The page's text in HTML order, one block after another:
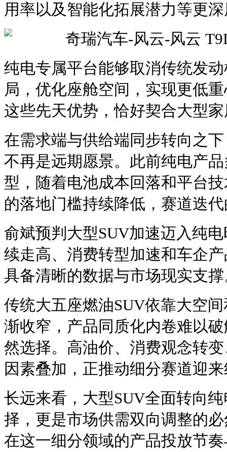
用率以及智能化拓展潜力等更
纯电专属平台能够取消传统发
局，优化座舱空间，实现更低
这些先天优势，恰好契合大型
在需求端与供给端同步转向之
不再是远期愿景。此前纯电产
型，随着电池成本回落和平台
的落地门槛持续降低，赛道迭
俞斌预判大型SUV加速迈入纯
续走高、消费转型加速和车企
具备清晰的数据与市场现实支
传统大五座燃油SUV依靠大空
渐收窄，产品同质化内卷难以
然选择。高油价、消费观念转
因素叠加，正推动细分赛道迎
长远来看，大型SUV全面转向
择，更是市场供需双向调整的
在这一细分领域的产品投放节